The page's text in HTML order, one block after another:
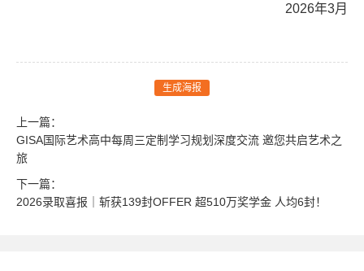
2026年3月
生成海报
上一篇：
GISA国际艺术高中每周三定制学习规划深度交流 邀您共启艺术之
旅
下一篇：
2026录取喜报｜斩获139封OFFER 超510万奖学金 人均6封！